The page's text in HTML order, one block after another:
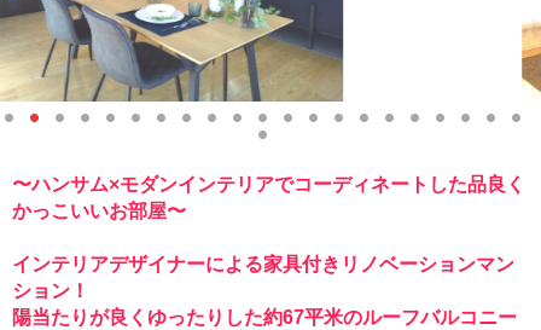
1
7
9
0
1
2
〜ハンサム×モダンインテリアでコーディネートした品良く
かっこいいお部屋〜
インテリアデザイナーによる家具付きリノベーションマン
ション！
陽当たりが良くゆったりした約67平米のルーフバルコニー